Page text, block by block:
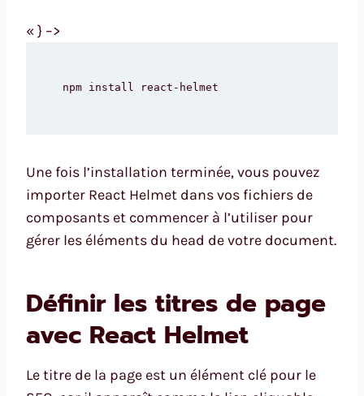
« } –>
npm install react-helmet
Une fois l’installation terminée, vous pouvez
importer React Helmet dans vos fichiers de
composants et commencer à l’utiliser pour
gérer les éléments du head de votre document.
Définir les titres de page
avec React Helmet
Le titre de la page est un élément clé pour le